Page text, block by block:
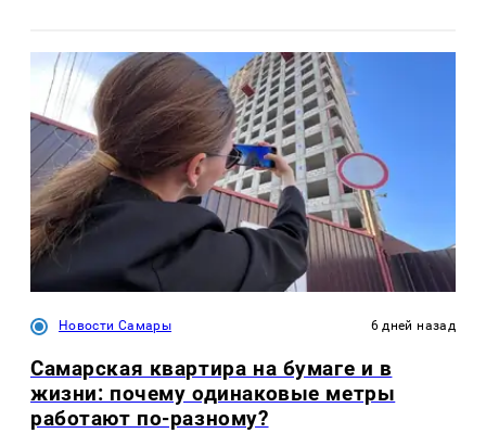
Новости Самары 6 дней назад
Самарская квартира на бумаге и в
жизни: почему одинаковые метры
работают по-разному?